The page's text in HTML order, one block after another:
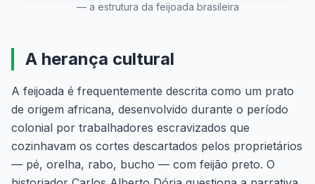
— a estrutura da feijoada brasileira
A herança cultural
A feijoada é frequentemente descrita como um prato
de origem africana, desenvolvido durante o período
colonial por trabalhadores escravizados que
cozinhavam os cortes descartados pelos proprietários
— pé, orelha, rabo, bucho — com feijão preto. O